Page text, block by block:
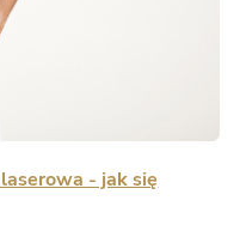
- jak się